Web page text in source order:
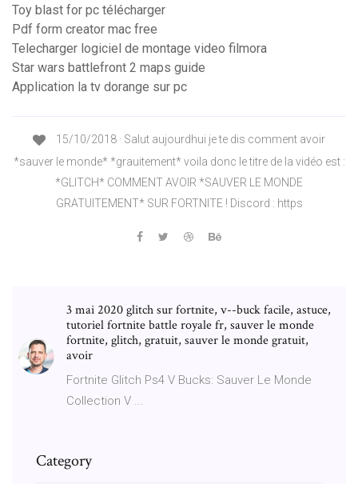
Toy blast for pc télécharger
Pdf form creator mac free
Telecharger logiciel de montage video filmora
Star wars battlefront 2 maps guide
Application la tv dorange sur pc
15/10/2018 · Salut aujourdhui je te dis comment avoir
*sauver le monde* *grauitement* voila donc le titre de la vidéo est :
*GLITCH* COMMENT AVOIR *SAUVER LE MONDE
GRATUITEMENT* SUR FORTNITE ! Discord : https
3 mai 2020 glitch sur fortnite, v--buck facile, astuce,
tutoriel fortnite battle royale fr, sauver le monde
fortnite, glitch, gratuit, sauver le monde gratuit,
avoir
Fortnite Glitch Ps4 V Bucks: Sauver Le Monde
Collection V ...
Category